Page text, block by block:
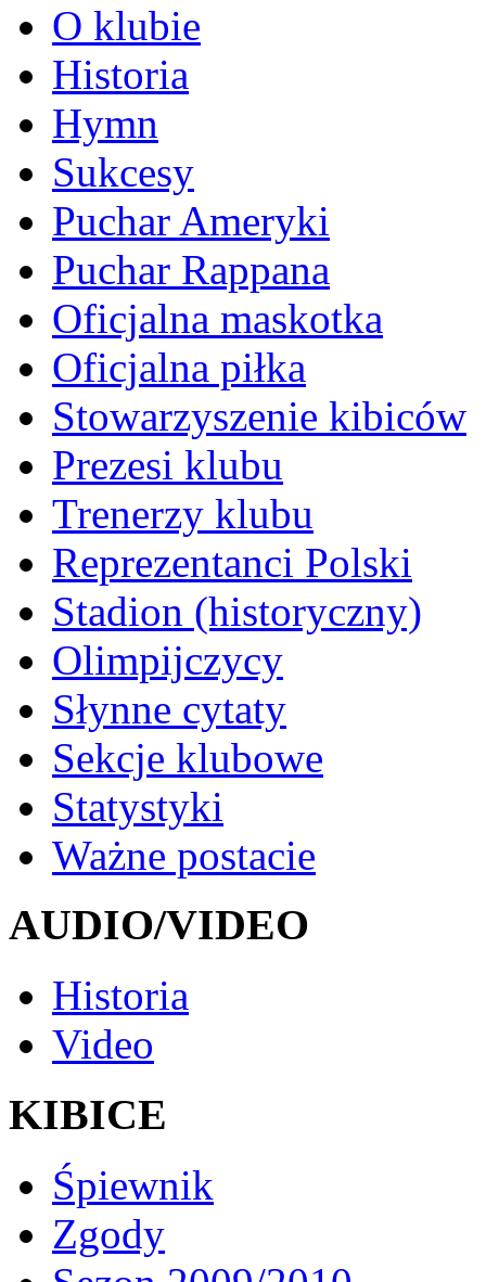
O klubie
Historia
Hymn
Sukcesy
Puchar Ameryki
Puchar Rappana
Oficjalna maskotka
Oficjalna piłka
Stowarzyszenie kibiców
Prezesi klubu
Trenerzy klubu
Reprezentanci Polski
Stadion (historyczny)
Olimpijczycy
Słynne cytaty
Sekcje klubowe
Statystyki
Ważne postacie
AUDIO/VIDEO
Historia
Video
KIBICE
Śpiewnik
Zgody